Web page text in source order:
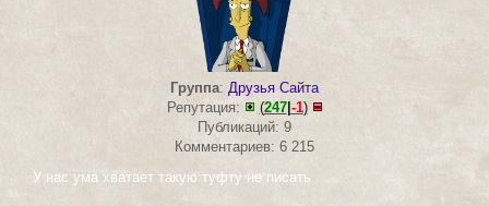
Группа: Друзья Сайта
Репутация:
(247|-1)
Публикаций: 9
Комментариев: 6 215
У нас ума хватает такую туфту не писать